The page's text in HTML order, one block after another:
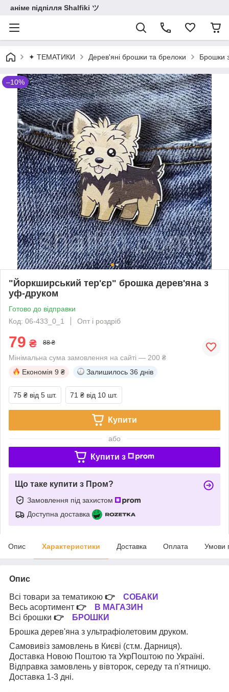
аніме підпілля Shalfiki ツ
✦ ТЕМАТИКИ Дерев'яні брошки та брелоки Брошки
–10%
"Йоркширський тер'єр" брошка дерев'яна з
уф-друком
Готово до відправки
Код: 06-433_0_1
Опт і роздріб
79 ₴ 88 ₴
Мінімальна сума замовлення на сайті — 200 ₴
Економія 9 ₴ Залишилось 36 днів
75 ₴ від 5 шт. 71 ₴ від 10 шт.
Купити
або
Купити з
Що таке купити з Пром?
Замовлення під захистом
Доступна доставка
Опис Характеристики Доставка Оплата Умови
Опис
Всі товари за тематикою 👉 СОБАКИ
Весь асортимент 👉
В МАГАЗИН
Всі брошки 👉
БРОШКИ
Брошка дерев'яна з ультрафіолетовим друком.
Самовивіз замовлень в Києві (ст.м. Дарниця).
Доставка Новою Поштою та УкрПоштою по Україні.
Відправка замовлень у вівторок, середу та п'ятницю.
Доставка 1-3 дні.